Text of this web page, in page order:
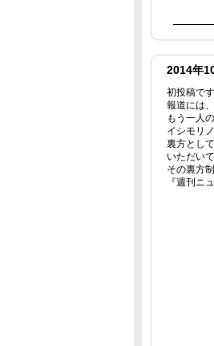
2014年
初投稿です
報道には
もう一人
イシモリ
裏方とし
いただいて
その裏方
『週刊ニ